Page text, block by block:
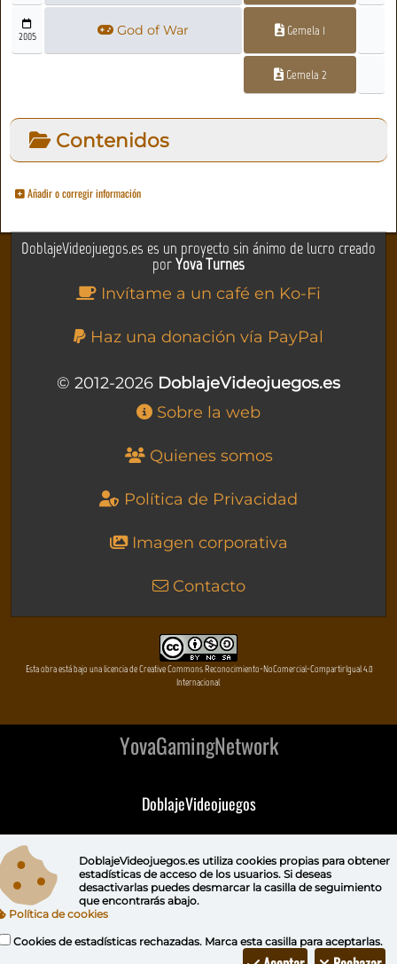
2005 God of War Gemela 1
Gemela 2
Contenidos
Añadir o corregir información
DoblajeVideojuegos.es es un proyecto sin ánimo de lucro creado
porYova Turnes
Invítame a un café en Ko-Fi
Haz una donación vía PayPal
© 2012-2026 DoblajeVideojuegos.es
Sobre la web
Quienes somos
Política de Privacidad
Imagen corporativa
Contacto
Esta obra está bajo una licencia de Creative Commons Reconocimiento-NoComercial-CompartirIgual 4.0
Internacional
YovaGamingNetwork
DoblajeVideojuegos
DeVuego
DeVuego GAL
DeVuego Portugal
DoblajeVideojuegos.es utiliza cookies propiaspara obtener
estadísticas de acceso de los usuarios. Si deseas
desactivarlas puedes desmarcar la casilla de seguimiento
que encontrarás abajo.
Política de cookies
Cookies de estadísticas rechazadas. Marca esta casilla para aceptarlas.